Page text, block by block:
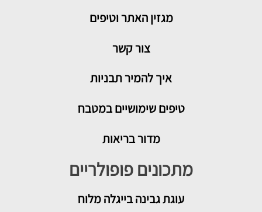
מגזין האתר וטיפים
צור קשר
איך להמיר תבניות
טיפים שימושיים במטבח
מדור בריאות
מתכונים פופולריים
עוגת גבינה בייגלה מלוח